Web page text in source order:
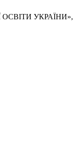
УКРАЇНИ»,